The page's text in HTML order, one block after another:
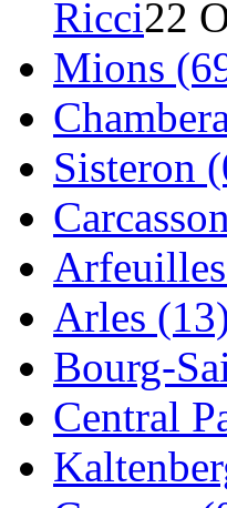
Ricci22
Mions
Sisteron
Arles
Bourg-
Central